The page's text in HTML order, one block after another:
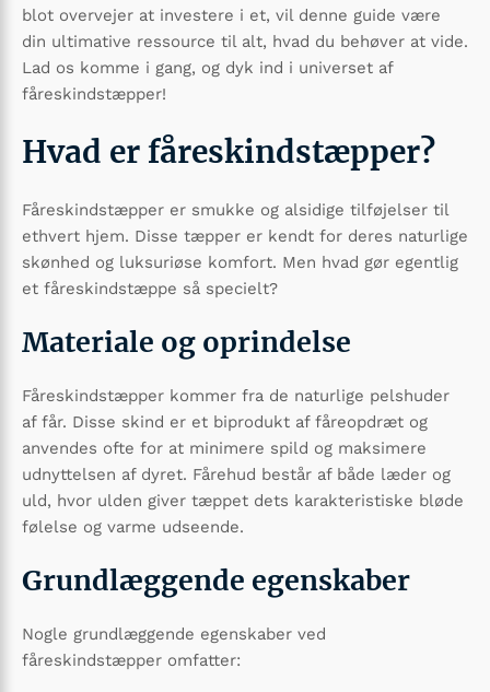
blot overvejer at investere i et, vil denne guide være
din ultimative ressource til alt, hvad du behøver at vide.
Lad os komme i gang, og dyk ind i universet af
fåreskindstæpper!
Hvad er fåreskindstæpper?
Fåreskindstæpper er smukke og alsidige tilføjelser til
ethvert hjem. Disse tæpper er kendt for deres naturlige
skønhed og luksuriøse komfort. Men hvad gør egentlig
et fåreskindstæppe så specielt?
Materiale og oprindelse
Fåreskindstæpper kommer fra de naturlige pelshuder
af får. Disse skind er et biprodukt af fåreopdræt og
anvendes ofte for at minimere spild og maksimere
udnyttelsen af dyret. Fårehud består af både læder og
uld, hvor ulden giver tæppet dets karakteristiske bløde
følelse og varme udseende.
Grundlæggende egenskaber
Nogle grundlæggende egenskaber ved
fåreskindstæpper omfatter: